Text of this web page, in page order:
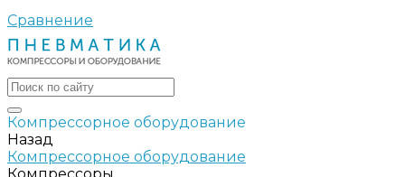
Сравнение
Компрессорное оборудование
Назад
Компрессорное оборудование